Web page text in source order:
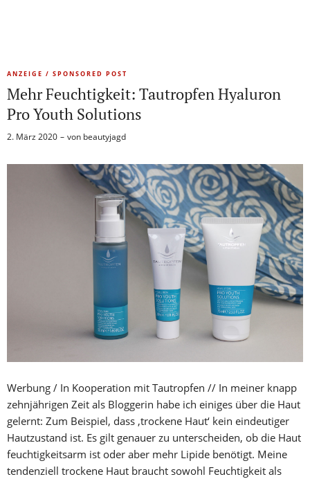
ANZEIGE / SPONSORED POST
Mehr Feuchtigkeit: Tautropfen Hyaluron
Pro Youth Solutions
2. März 2020 von beautyjagd
Werbung / In Kooperation mit Tautropfen // In meiner knapp
zehnjährigen Zeit als Bloggerin habe ich einiges über die Haut
gelernt: Zum Beispiel, dass ‚trockene Haut‘ kein eindeutiger
Hautzustand ist. Es gilt genauer zu unterscheiden, ob die Haut
feuchtigkeitsarm ist oder aber mehr Lipide benötigt. Meine
tendenziell trockene Haut braucht sowohl Feuchtigkeit als